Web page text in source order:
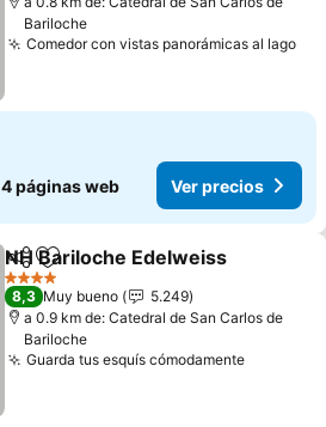
Bariloche
Comedor con vistas panorámicas al lago
4 páginas web Ver precios
CompartirAñadir a favoritos
NH Bariloche Edelweiss
4 Estrellas
8,3 Muy bueno
5.249
a 0.9 km de: Catedral de San Carlos de
Bariloche
Guarda tus esquís cómodamenteVer